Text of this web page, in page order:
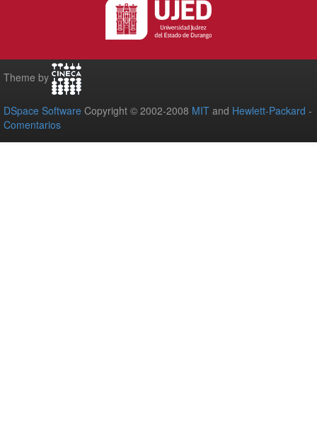
Theme by
DSpace Software Copyright © 2002-2008 MIT and Hewlett-Packard -
Comentarios